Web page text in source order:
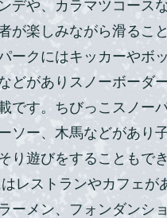
デや、カラマツコース
が楽しみながら滑るこ
ークにはキッカーやボ
どがありスノーボーダ
です。ちびっこスノー
ソー、木馬などがあり
り遊びをすることもで
レストランやカフェが
ーメン、フォンダンシ